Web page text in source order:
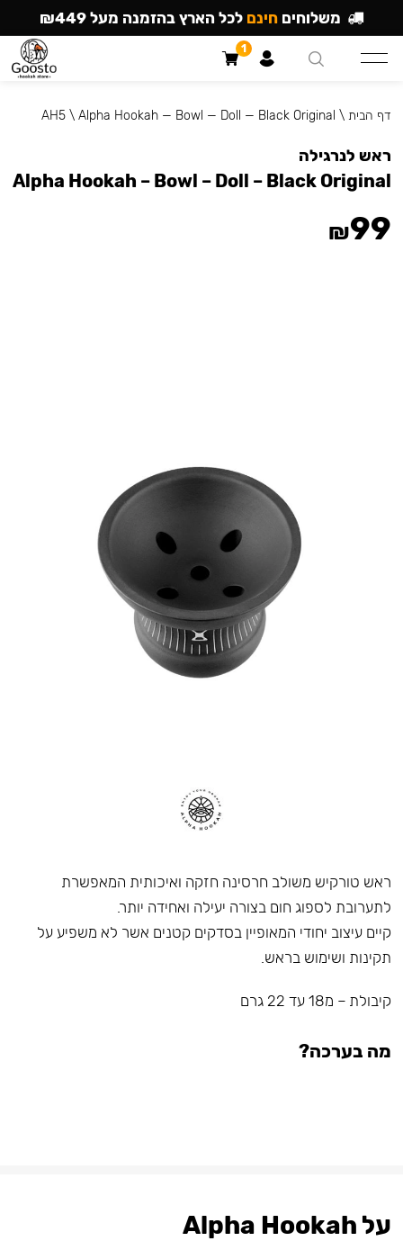
ראש טורקיש משולב חרסינה חזקה ואיכותית המאפשרת
לתערובת לספוג חום בצורה יעילה ואחידה יותר.
קיים עיצוב יחודי המאופיין בסדקים קטנים אשר לא משפיע על
תקינות ושימוש בראש.
קיבולת – מ18 עד 22 גרם
מה בערכה?
דף הבית \
AH5\ Alpha Hookah — Bowl — Doll — Black Original
ראש לנרגילה
Alpha Hookah – Bowl – Doll – Black Original
₪99
על Alpha Hookah
משלוחים חינם לכל הארץ בהזמנה מעל ₪449
1